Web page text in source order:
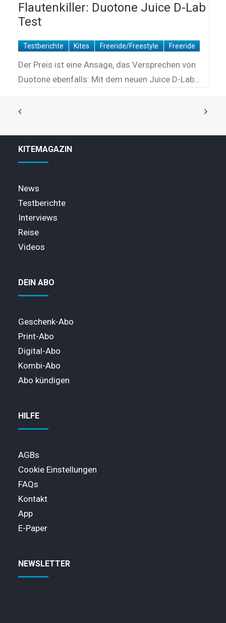
Flautenkiller: Duotone Juice D-Lab
Test
Testberichte Kites Freeride/Freestyle Freeride
Der Preis ist eine Ansage, das Versprechen von
Duotone ebenfalls: Mit dem neuen Juice D-Lab…
KITEMAGAZIN
News
Testberichte
Interviews
Reise
Videos
DEIN ABO
Geschenk-Abo
Print-Abo
Digital-Abo
Kombi-Abo
Abo kündigen
HILFE
AGBs
Cookie Einstellungen
FAQs
Kontakt
App
E-Paper
NEWSLETTER